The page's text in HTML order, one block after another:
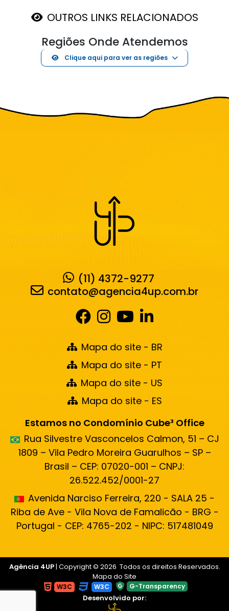
OUTROS LINKS RELACIONADOS
Regiões Onde Atendemos
Clique aqui para ver as regiões
(11) 4372-9277
contato@agencia4up.com.br
Mapa do site - BR
Mapa do site - PT
Mapa do site - US
Mapa do site - ES
Estamos no Condomínio Cube³ Office
Rua Silvestre Vasconcelos Calmon, 51 – CJ
1809 – Vila Pedro Moreira Guarulhos – SP –
Brasil – CEP: 07020-001 – CNPJ:
26.522.452/0001-27
Avenida Narciso Ferreira, 220 - SALA 25 -
Riba de Ave - Vila Nova de Famalicão - BRG -
Portugal - CEP: 4765-202 - NIPC: 517481049
Agência 4UP| Copyright © 2026 Todos os direitos Reservados.
Mapa do Site
W3C W3C G-Transparency
Desenvolvido por: